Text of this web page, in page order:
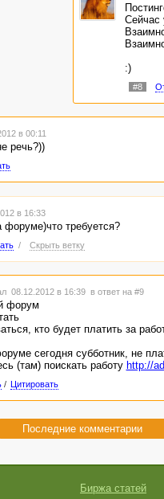
Сейчас
:)
#8
в 00:11
речь?))
в 16:33
требуется?
/ Скрыть ветку
08.12.2012 в 16:39 в ответ на #9
форум
кто будет платить за
сегодня субботник, не
(там) поискать работу http://
/ Цитировать
Последние комментарии
Биржа статей